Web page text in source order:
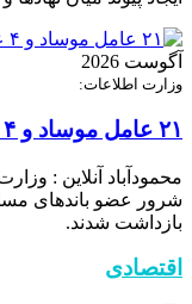
آگوست 2026
وزارت اطلاعات:
۲۱ عامل موساد و ۴ عضو باند‌های مسلح بازداشت شدند
شرور عضو باند‌های
بازداشت شدند.
اقتصادی